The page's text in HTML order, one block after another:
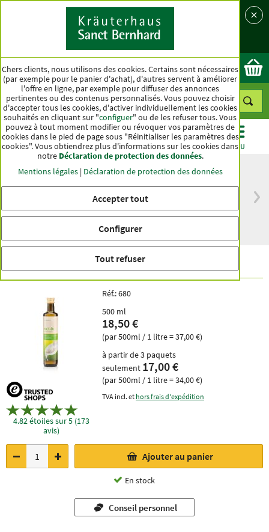
Pays
Ok
CATÉGORIES OFFRES BEST-SELLER MENU
Livraison gratuite
à partir de 50 €
pour l'Allemagne
gamme depuis
Huile MCT
4.82 étoiles sur 5 (173
avis)
Réf.:680
500 ml
18,50 €
(par 500ml / 1 litre = 37,00 €)
à partir de 3 paquets
seulement 17,00 €
(par 500ml / 1 litre = 34,00 €)
TVA incl. et hors frais d'expédition
Ajouter au panier
En stock
Conseil personnel
Chers clients, nous utilisons des cookies. Certains sont nécessaires
(par exemple pour le panier d'achat), d'autres servent à améliorer
l'offre en ligne, par exemple pour diffuser des annonces
pertinentes ou des contenus personnalisés. Vous pouvez choisir
d'accepter tous les cookies, d'activer individuellement les cookies
souhaités en cliquant sur "configuer" ou de les refuser tous. Vous
pouvez à tout moment modifier ou révoquer vos paramètres de
cookies dans le pied de page sous "Réinitialiser les paramètres des
cookies". Vous obtiendrez plus d'informations sur les cookies dans
notre Déclaration de protection des données.
Mentions légales| Déclaration de protection des données
Accepter tout
Configurer
Tout refuser